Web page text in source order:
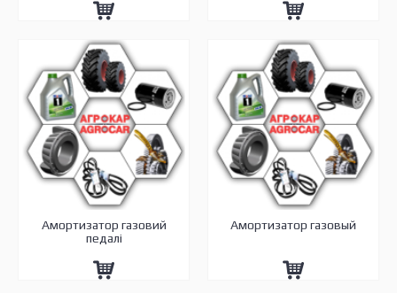
Амортизатор газовий
педалі
Амортизатор газовый